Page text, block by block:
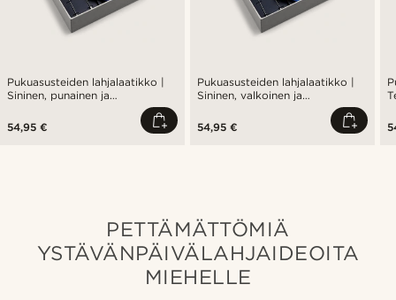
Pukuasusteiden lahjalaatikko |
Sininen, punainen ja
54,95 €
Pukuasusteiden lahjalaatikko |
Sininen, valkoinen ja
54,95 €
PETTÄMÄTTÖMIÄ
YSTÄVÄNPÄIVÄLAHJAIDEOITA
MIEHELLE